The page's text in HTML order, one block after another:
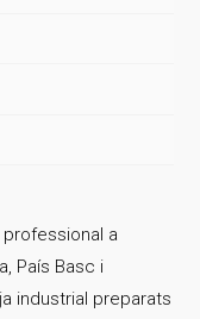
a
País Basc i
industrial preparats